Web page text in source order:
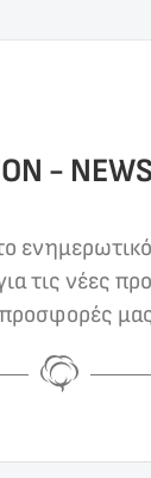
-
ενημερωτικό
τις νέες
προσφορές